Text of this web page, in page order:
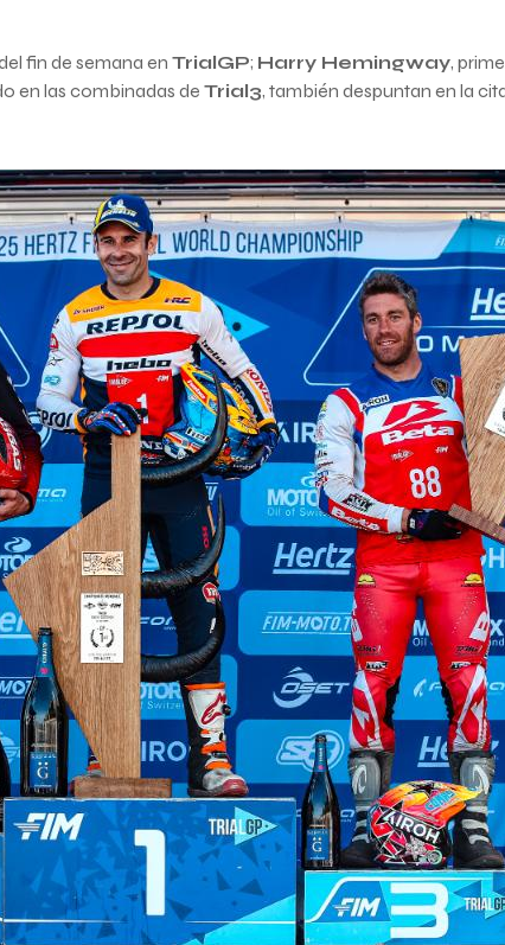
fin de semana enTrialGP; Harry Hemingway,
en las combinadas deTrial3, también despuntan en la